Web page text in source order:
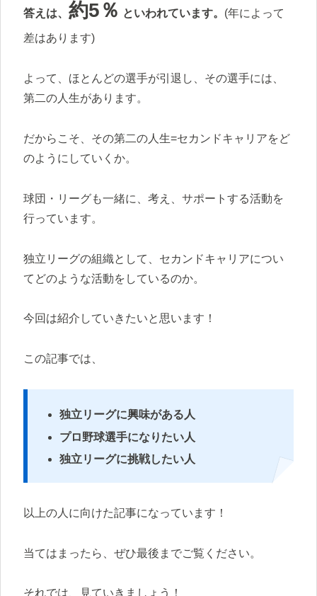
答えは、 約5％ といわれています。 (年によって
差はあります)
よって、ほとんどの選手が引退し、その選手には、
第二の人生があります。
だからこそ、その第二の人生=セカンドキャリアをど
のようにしていくか。
球団・リーグも一緒に、考え、サポートする活動を
行っています。
独立リーグの組織として、セカンドキャリアについ
てどのような活動をしているのか。
今回は紹介していきたいと思います！
この記事では、
独立リーグに興味がある人
プロ野球選手になりたい人
独立リーグに挑戦したい人
以上の人に向けた記事になっています！
当てはまったら、ぜひ最後までご覧ください。
それでは、見ていきましょう！